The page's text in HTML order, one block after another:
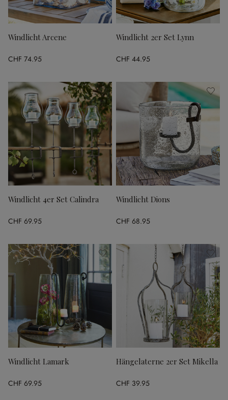
Windlicht Arcene
CHF 74.95
Windlicht 2er Set Lynn
CHF 44.95
Windlicht 4er Set Calindra
CHF 69.95
Windlicht Dions
CHF 68.95
Windlicht Lamark
CHF 69.95
Hängelaterne 2er Set Mikella
CHF 39.95